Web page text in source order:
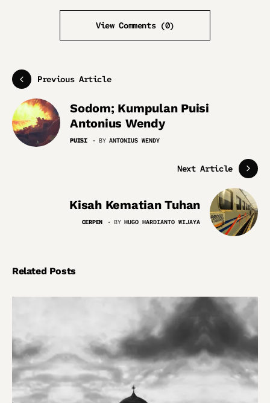
View Comments (0)
Previous Article
Sodom; Kumpulan Puisi
Antonius Wendy
PUISI BY ANTONIUS WENDY
Next Article
Kisah Kematian Tuhan
CERPEN BY HUGO HARDIANTO WIJAYA
Related Posts